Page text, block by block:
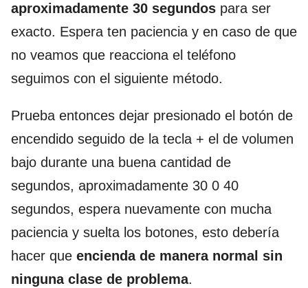
aproximadamente 30 segundos para ser
exacto. Espera ten paciencia y en caso de que
no veamos que reacciona el teléfono
seguimos con el siguiente método.
Prueba entonces dejar presionado el botón de
encendido seguido de la tecla + el de volumen
bajo durante una buena cantidad de
segundos, aproximadamente 30 0 40
segundos, espera nuevamente con mucha
paciencia y suelta los botones, esto debería
hacer que encienda de manera normal sin
ninguna clase de problema.